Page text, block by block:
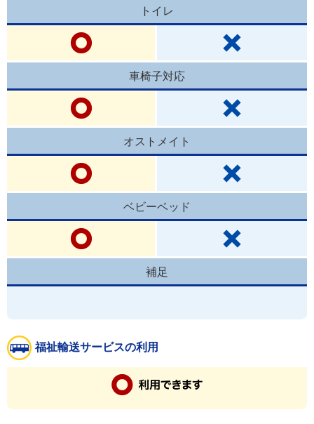
トイレ
車椅子対応
オストメイト
ベビーベッド
補足
福祉輸送サービスの利用